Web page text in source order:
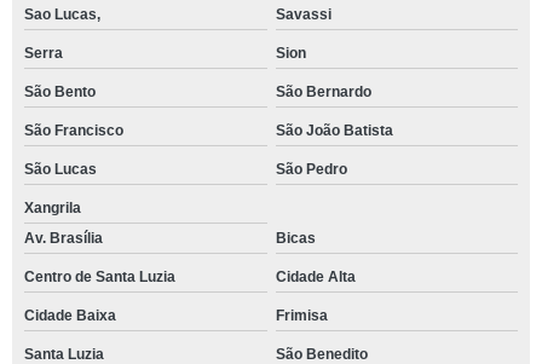
Sao Lucas, Savassi
Serra Sion
São Bento São Bernardo
São Francisco São João Batista
São Lucas São Pedro
Xangrila
Av. Brasília
Bicas
Centro de Santa Luzia Cidade Alta
Cidade Baixa Frimisa
Santa Luzia
São Benedito